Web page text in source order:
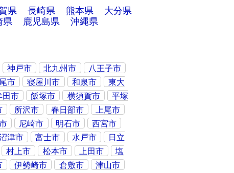
県 長崎県 熊本県
大分県
県
鹿児島県 沖縄県
神戸市 北九州市
八王子市
市 寝屋川市 和泉市
東大
田市 飯塚市 横須賀市
平塚
所沢市 春日部市
上尾市
尼崎市 明石市
西宮市
津市 富士市 水戸市
日立
村上市 松本市 上田市
塩
伊勢崎市 倉敷市
津山市